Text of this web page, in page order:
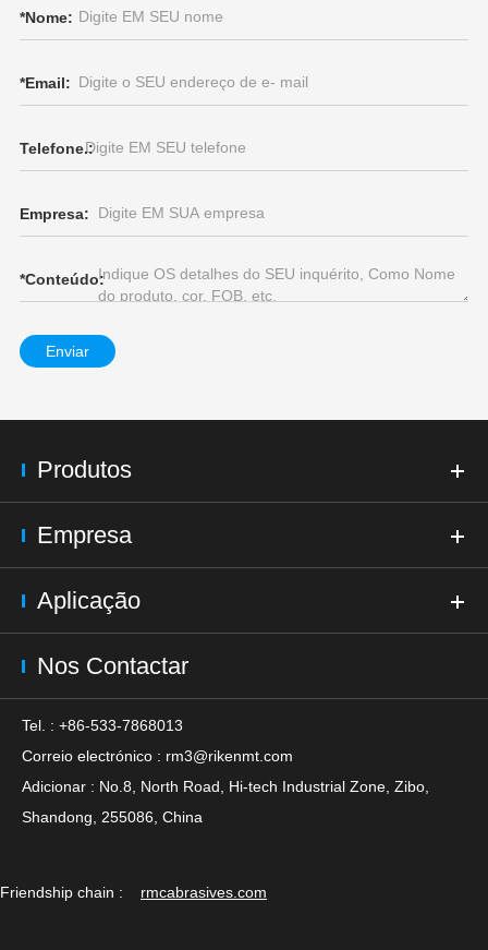
*Nome:
*Email:
Telefone.:
Empresa:
*Conteúdo:
Enviar
Produtos
Empresa
Aplicação
Nos Contactar
Tel. : +86-533-7868013
Correio electrónico : rm3@rikenmt.com
Adicionar : No.8, North Road, Hi-tech Industrial Zone, Zibo,
Shandong, 255086, China
Friendship chain : rmcabrasives.com